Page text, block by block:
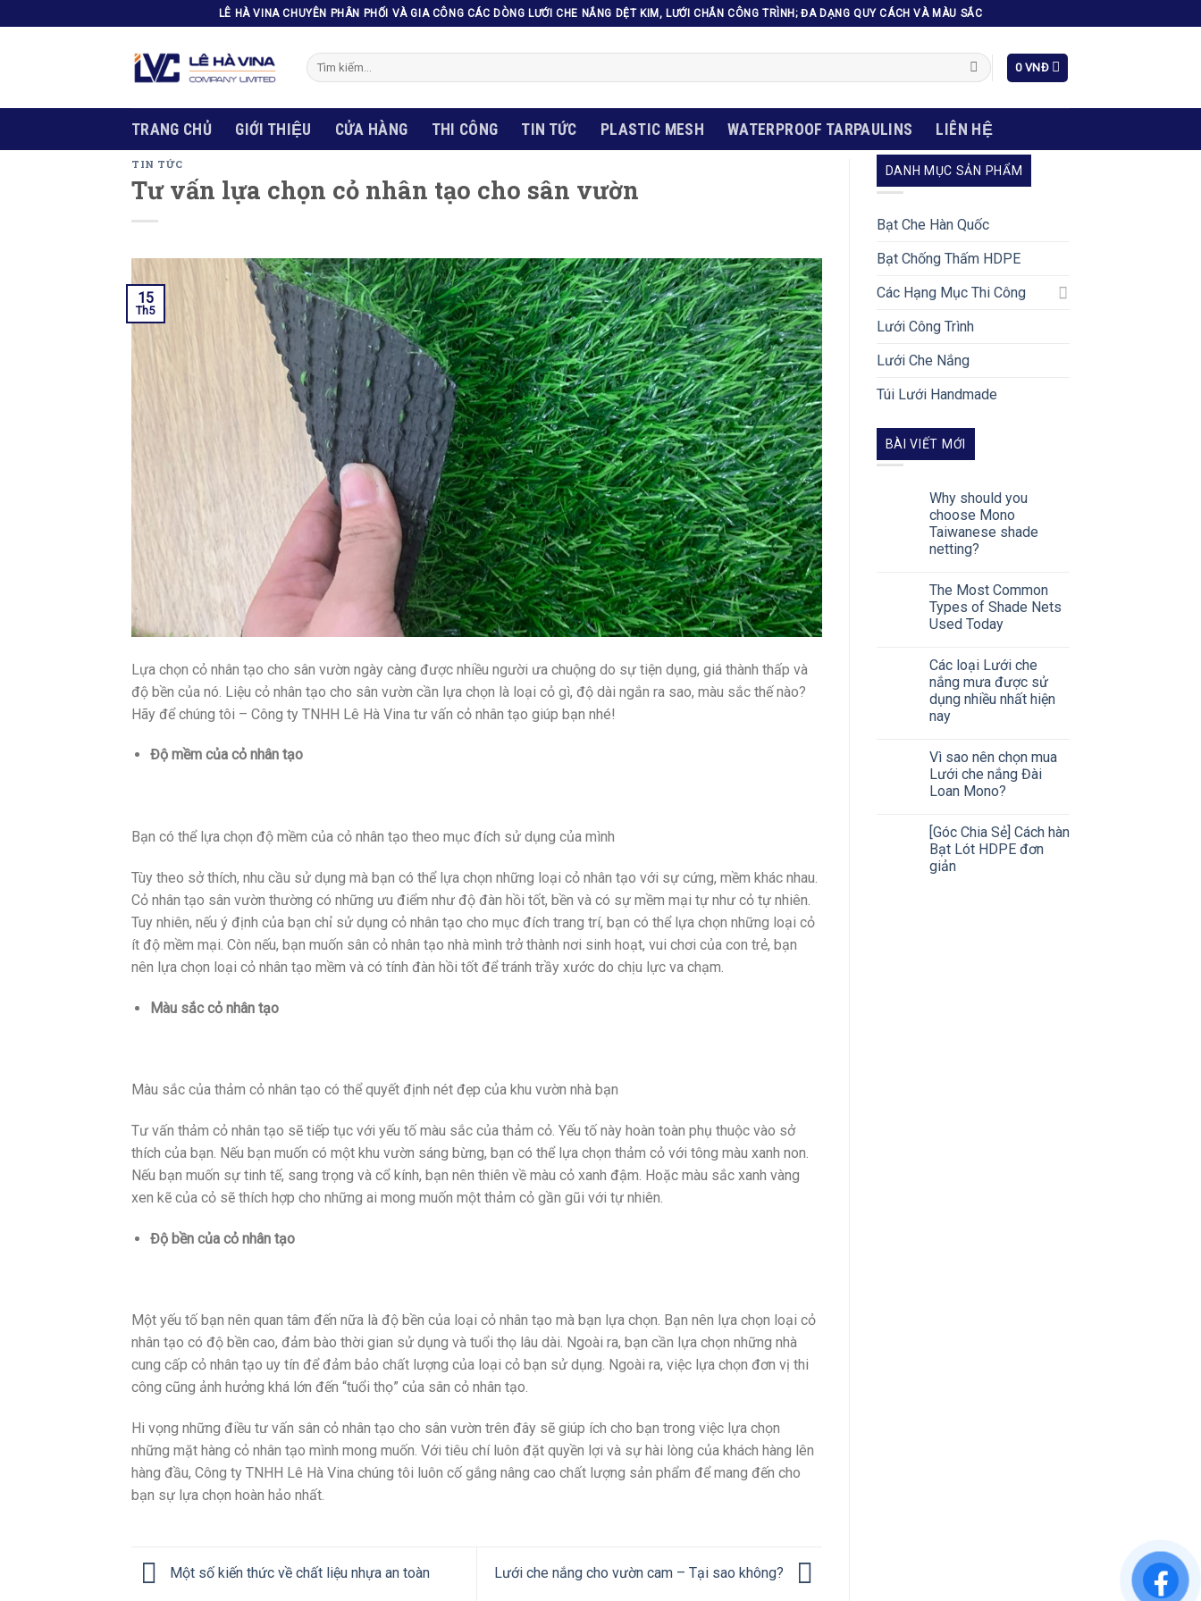
to
LÊ HÀ VINA CHUYÊN PHÂN PHỐI VÀ GIA CÔNG CÁC DÒNG LƯỚI CHE NẮNG DỆT KIM, LƯỚI CHẮN CÔNG TRÌNH; ĐA DẠNG QUY CÁCH VÀ MÀU SẮC
Tìm
kiếm:
0 VNĐ
TRANG CHỦ GIỚI THIỆU CỬA HÀNG THI CÔNG TIN TỨC PLASTIC MESH WATERPROOF TARPAULINS LIÊN HỆ
TIN TỨC
Tư vấn lựa chọn cỏ nhân tạo cho sân vườn
15
Th5
Lựa chọn cỏ nhân tạo cho sân vườn ngày càng được nhiều người ưa chuộng do sự tiện dụng, giá thành thấp và
độ bền của nó. Liệu cỏ nhân tạo cho sân vườn cần lựa chọn là loại cỏ gì, độ dài ngắn ra sao, màu sắc thế nào?
Hãy để chúng tôi – Công ty TNHH Lê Hà Vina tư vấn cỏ nhân tạo giúp bạn nhé!
Độ mềm của cỏ nhân tạo
Bạn có thể lựa chọn độ mềm của cỏ nhân tạo theo mục đích sử dụng của mình
Tùy theo sở thích, nhu cầu sử dụng mà bạn có thể lựa chọn những loại cỏ nhân tạo với sự cứng, mềm khác nhau.
Cỏ nhân tạo sân vườn thường có những ưu điểm như độ đàn hồi tốt, bền và có sự mềm mại tự như cỏ tự nhiên.
Tuy nhiên, nếu ý định của bạn chỉ sử dụng cỏ nhân tạo cho mục đích trang trí, bạn có thể lựa chọn những loại cỏ
ít độ mềm mại. Còn nếu, bạn muốn sân cỏ nhân tạo nhà mình trở thành nơi sinh hoạt, vui chơi của con trẻ, bạn
nên lựa chọn loại cỏ nhân tạo mềm và có tính đàn hồi tốt để tránh trầy xước do chịu lực va chạm.
Màu sắc cỏ nhân tạo
Màu sắc của thảm cỏ nhân tạo có thể quyết định nét đẹp của khu vườn nhà bạn
Tư vấn thảm cỏ nhân tạo sẽ tiếp tục với yếu tố màu sắc của thảm cỏ. Yếu tố này hoàn toàn phụ thuộc vào sở
thích của bạn. Nếu bạn muốn có một khu vườn sáng bừng, bạn có thể lựa chọn thảm cỏ với tông màu xanh non.
Nếu bạn muốn sự tinh tế, sang trọng và cổ kính, bạn nên thiên về màu cỏ xanh đậm. Hoặc màu sắc xanh vàng
xen kẽ của cỏ sẽ thích hợp cho những ai mong muốn một thảm cỏ gần gũi với tự nhiên.
Độ bền của cỏ nhân tạo
Một yếu tố bạn nên quan tâm đến nữa là độ bền của loại cỏ nhân tạo mà bạn lựa chọn. Bạn nên lựa chọn loại cỏ
nhân tạo có độ bền cao, đảm bào thời gian sử dụng và tuổi thọ lâu dài. Ngoài ra, bạn cần lựa chọn những nhà
cung cấp cỏ nhân tạo uy tín để đảm bảo chất lượng của loại cỏ bạn sử dụng. Ngoài ra, việc lựa chọn đơn vị thi
công cũng ảnh hưởng khá lớn đến “tuổi thọ” của sân cỏ nhân tạo.
Hi vọng những điều tư vấn sân cỏ nhân tạo cho sân vườn trên đây sẽ giúp ích cho bạn trong việc lựa chọn
những mặt hàng cỏ nhân tạo mình mong muốn. Với tiêu chí luôn đặt quyền lợi và sự hài lòng của khách hàng lên
hàng đầu, Công ty TNHH Lê Hà Vina chúng tôi luôn cố gắng nâng cao chất lượng sản phẩm để mang đến cho
bạn sự lựa chọn hoàn hảo nhất.
Một số kiến thức về chất liệu nhựa an toàn Lưới che nắng cho vườn cam – Tại sao không?
DANH MỤC SẢN PHẨM
Bạt Che Hàn Quốc
Bạt Chống Thấm HDPE
Các Hạng Mục Thi Công
Lưới Công Trình
Lưới Che Nắng
Túi Lưới Handmade
BÀI VIẾT MỚI
Why should you
choose Mono
Taiwanese shade
netting?
The Most Common
Types of Shade Nets
Used Today
Các loại Lưới che
nắng mưa được sử
dụng nhiều nhất hiện
nay
Vì sao nên chọn mua
Lưới che nắng Đài
Loan Mono?
[Góc Chia Sẻ] Cách hàn
Bạt Lót HDPE đơn
giản